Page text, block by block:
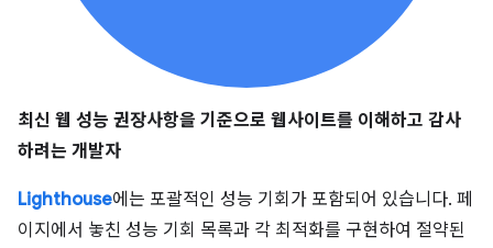
최신 웹 성능 권장사항을 기준으로 웹사이트를 이해하고 감사
하려는 개발자
Lighthouse에는 포괄적인 성능 기회가 포함되어 있습니다. 페
이지에서 놓친 성능 기회 목록과 각 최적화를 구현하여 절약된